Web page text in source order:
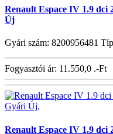
Renault Espace IV 1.9 dci
Új
Gyári szám: 8200956481
Fogyasztói ár: 11.550,0 .-Ft
Renault Espace IV 1.9 dci